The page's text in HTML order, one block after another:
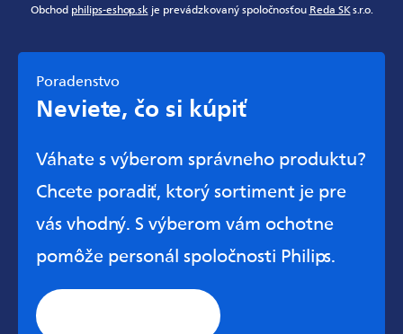
Obchod philips-eshop.sk je prevádzkovaný spoločnosťou Reda SKs.r.o.
Poradenstvo
Neviete, čo si kúpiť
Váhate s výberom správneho produktu?
Chcete poradiť, ktorý sortiment je pre
vás vhodný. S výberom vám ochotne
pomôže personál spoločnosti Philips.